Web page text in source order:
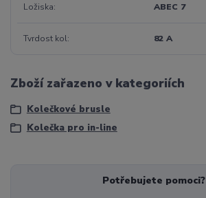
Ložiska ABEC 7
Tvrdost kol 82 A
Zboží zařazeno v kategoriích
Kolečkové brusle
Kolečka pro in-line
Potřebujete pomoci?